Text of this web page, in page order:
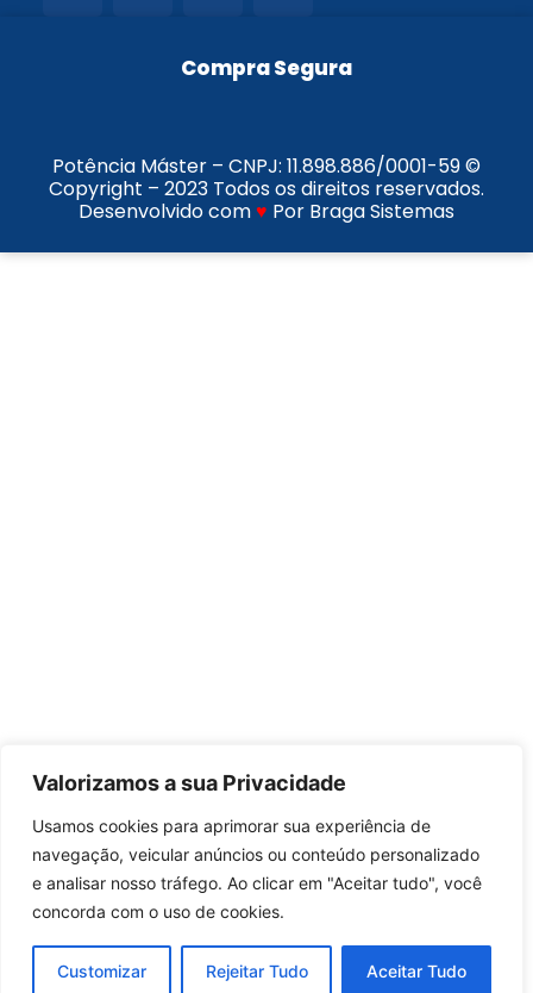
Valorizamos a sua Privacidade
Usamos cookies para aprimorar sua experiência de
navegação, veicular anúncios ou conteúdo personalizado
e analisar nosso tráfego. Ao clicar em "Aceitar tudo", você
concorda com o uso de cookies.
Customizar Rejeitar Tudo Aceitar Tudo
Compra Segura
Potência Máster – CNPJ: 11.898.886/0001-59©
Copyright – 2023 Todos os direitos reservados.
Desenvolvido com♥ Por Braga Sistemas